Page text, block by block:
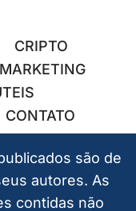
CRIPTO
MARKETING
CONTATO
são de
autores. As
contidas não